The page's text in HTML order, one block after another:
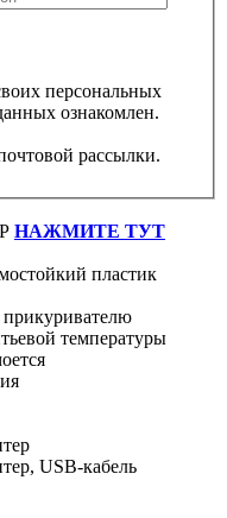
ознакомлен.
рассылки.
НАЖМИТЕ ТУТ
пластик
прикуривателю
температуры
USB-кабель